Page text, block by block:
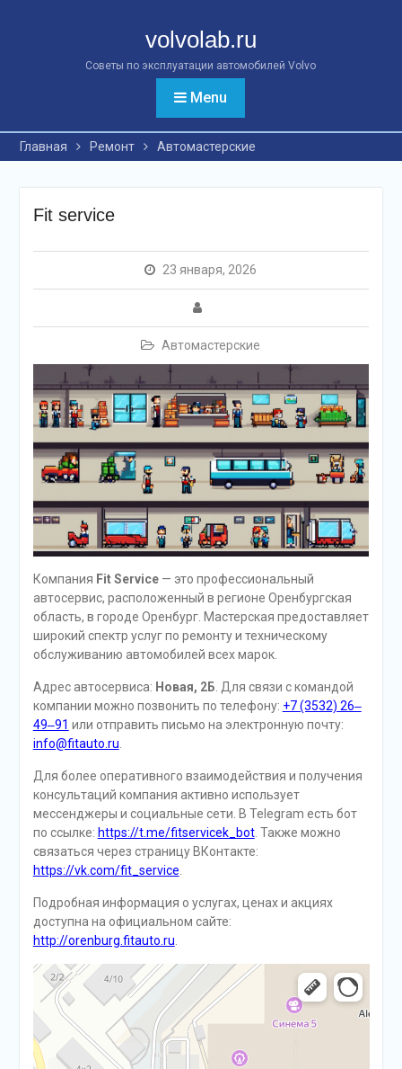
volvolab.ru
Советы по эксплуатации автомобилей Volvo
Menu
Главная Ремонт Автомастерские
Fit service
23 января, 2026
Автомастерские
Компания Fit Service— это профессиональный
автосервис, расположенный в регионе Оренбургская
область, в городе Оренбург. Мастерская предоставляет
широкий спектр услуг по ремонту и техническому
обслуживанию автомобилей всех марок.
Адрес автосервиса: Новая, 2Б. Для связи с командой
компании можно позвонить по телефону: +7 (3532) 26‒
49‒91 или отправить письмо на электронную почту:
info@fitauto.ru.
Для более оперативного взаимодействия и получения
консультаций компания активно использует
мессенджеры и социальные сети. В Telegram есть бот
по ссылке: https://t.me/fitservicek_bot. Также можно
связаться через страницу ВКонтакте:
https://vk.com/fit_service.
Подробная информация о услугах, ценах и акциях
доступна на официальном сайте:
http://orenburg.fitauto.ru.